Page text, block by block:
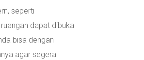
seperti
dapat dibuka
bisa dengan
agar segera